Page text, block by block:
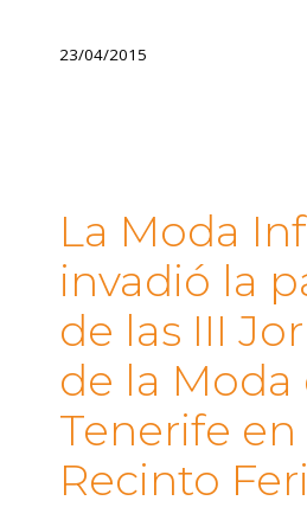
23/04/2015
La Moda
invadió la
de las III
de la Moda
Tenerife en
Recinto